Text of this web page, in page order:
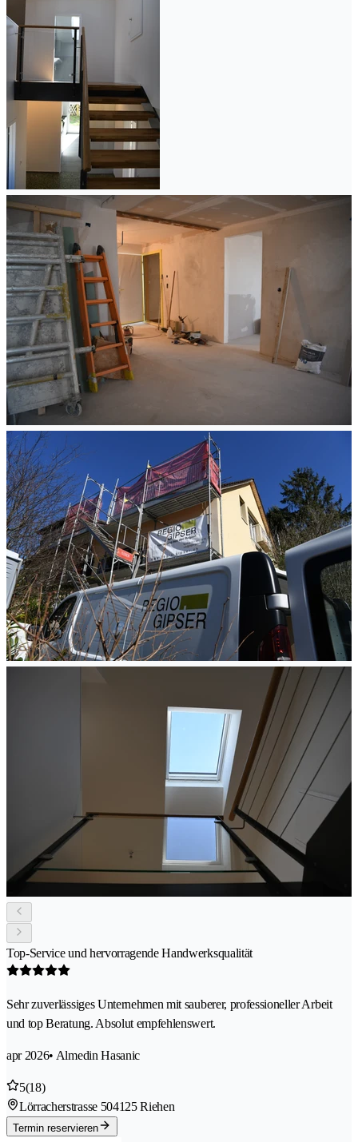
Top-Service und hervorragende Handwerksqualität
Sehr zuverlässiges Unternehmen mit sauberer, professioneller Arbeit
und top Beratung. Absolut empfehlenswert.
apr 2026• Almedin Hasanic
5(18)
Lörracherstrasse 504125 Riehen
Termin reservieren